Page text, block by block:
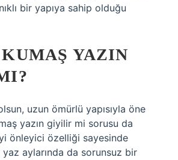
bir yapıya sahip olduğu
YAZIN
uzun ömürlü yapısıyla öne
yazın giyilir mi sorusu da
önleyici özelliği sayesinde
aylarında da sorunsuz bir